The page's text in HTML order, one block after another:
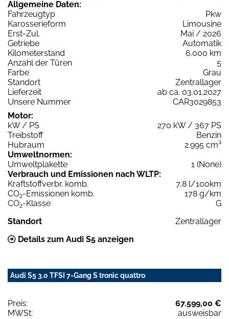
Allgemeine Daten:
Fahrzeugtyp
Pkw
Karosserieform
Limousine
Erst-Zul.
Mai / 2026
Getriebe
Automatik
Kilometerstand
6.000 km
Anzahl der Türen
5
Farbe
Grau
Standort
Zentrallager
Lieferzeit
ab ca. 03.01.2027
Unsere Nummer
CAR3029853
Motor:
kW / PS
270 kW / 367 PS
Treibstoff
Benzin
Hubraum
2.995 cm³
Umweltnormen:
Umweltplakette
1 (None)
Verbrauch und Emissionen nach WLTP:
Kraftstoffverbr. komb.
7,8 l/100km
CO2-Emissionen komb.
178 g/km
CO2-Klasse
G
Standort
Zentrallager
Details zum Audi S5 anzeigen
Audi S5 3.0 TFSI 7-Gang S tronic quattro
Preis:
67.599,00 €
MWSt:
ausweisbar